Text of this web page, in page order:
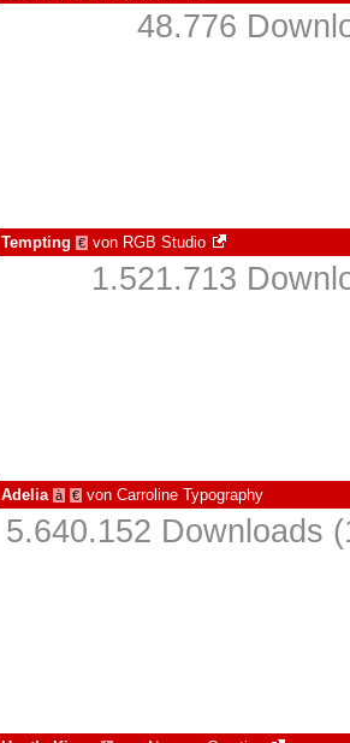
48.776
Tempting € von RGB Studio
1.521.713
Adelia à € von Carroline Typography
5.640.152 Downloads